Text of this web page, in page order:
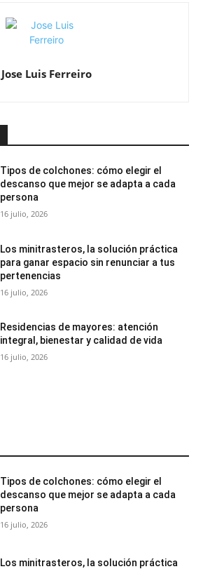
Jose Luis Ferreiro
Tipos de colchones: cómo elegir el
descanso que mejor se adapta a cada
persona
16 julio, 2026
Los minitrasteros, la solución práctica
para ganar espacio sin renunciar a tus
pertenencias
16 julio, 2026
Residencias de mayores: atención
integral, bienestar y calidad de vida
16 julio, 2026
Tipos de colchones: cómo elegir el
descanso que mejor se adapta a cada
persona
16 julio, 2026
Los minitrasteros, la solución práctica